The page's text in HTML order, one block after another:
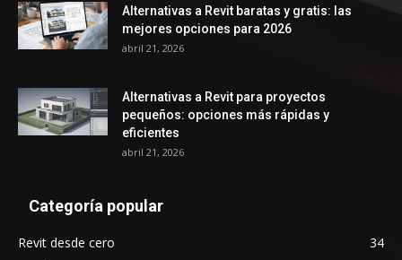
Alternativas a Revit baratas y gratis: las
mejores opciones para 2026
abril 21, 2026
Alternativas a Revit para proyectos
pequeños: opciones más rápidas y
eficientes
abril 21, 2026
Categoría popular
Revit desde cero
34